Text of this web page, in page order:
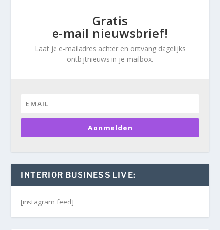
Gratis
e-mail nieuwsbrief!
Laat je e-mailadres achter en ontvang dagelijks
ontbijtnieuws in je mailbox.
Aanmelden
INTERIOR BUSINESS LIVE:
[instagram-feed]